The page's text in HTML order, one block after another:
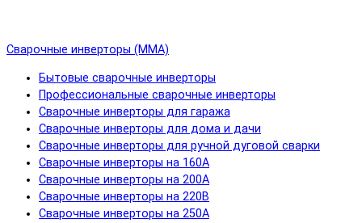
Сварочные инверторы (MMA)
Бытовые сварочные инверторы
Профессиональные сварочные инверторы
Сварочные инверторы для гаража
Сварочные инверторы для дома и дачи
Сварочные инверторы для ручной дуговой сварки
Сварочные инверторы на 160А
Сварочные инверторы на 200А
Сварочные инверторы на 220В
Сварочные инверторы на 250А